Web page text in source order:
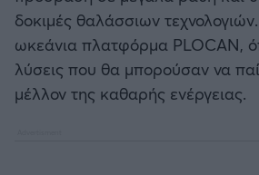
δοκιμές θαλάσσιων
ωκεάνια πλατφόρμα PLOCAN,
λύσεις που θα μπορούσαν να
μέλλον της καθαρής ενέργειας.